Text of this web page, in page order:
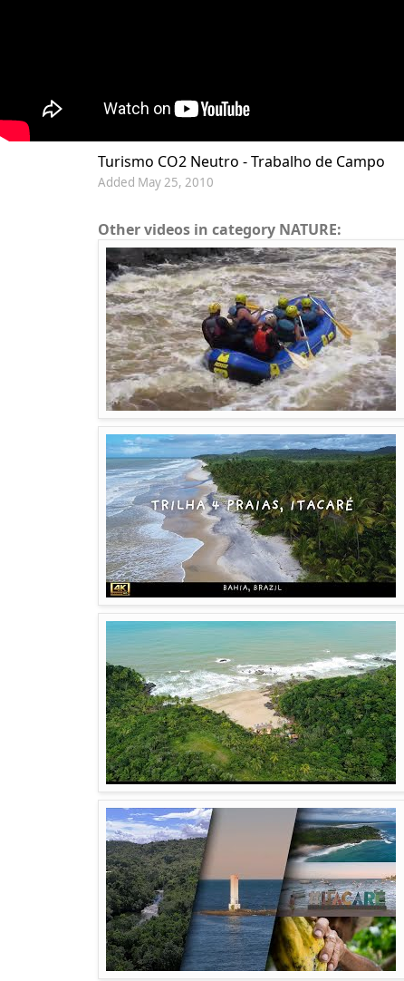
Turismo CO2 Neutro - Trabalho de Campo
Added May 25, 2010
Other videos in category NATURE: